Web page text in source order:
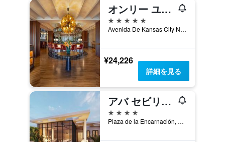
オンリー ユー ホテル セビリア
5つ星
Avenida De Kansas City No.7, セビリア, アンダルシア州, スペイン
¥24,226
詳細を見る
アバ セビリャ ホテル
4つ星
Plaza de la Encarnación, 19, セビリア, アンダルシア州, スペイン